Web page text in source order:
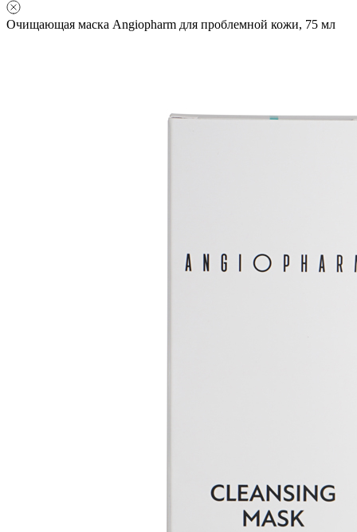
Очищающая маска Angiopharm для проблемной кожи, 75 мл